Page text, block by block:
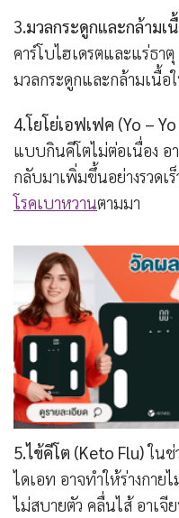
3.มวลกระดูกและกล้ามเ
คาร์โบไฮเดรตและแร่ธา
มวลกระดูกและกล้ามเนื้อ
4.โยโย่เอฟเฟค (Yo –
แบบกินคีโตไม่ต่อเนื่อง อ
กลับมาเพิ่มขึ้นอย่างรวดเ
โรคเบาหวานตามมา
5.ไข้คีโต (Keto Flu)ในช่
ไดเอท อาจทำให้ร่างกาย
ไม่สบายตัว คลื่นไส้ อาเ